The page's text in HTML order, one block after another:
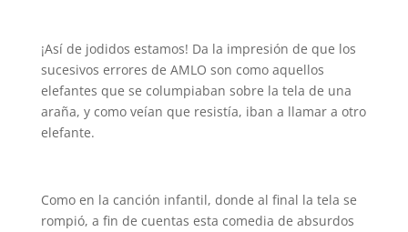
¡Así de jodidos estamos! Da la impresión de que los
sucesivos errores de AMLO son como aquellos
elefantes que se columpiaban sobre la tela de una
araña, y como veían que resistía, iban a llamar a otro
elefante.
Como en la canción infantil, donde al final la tela se
rompió, a fin de cuentas esta comedia de absurdos